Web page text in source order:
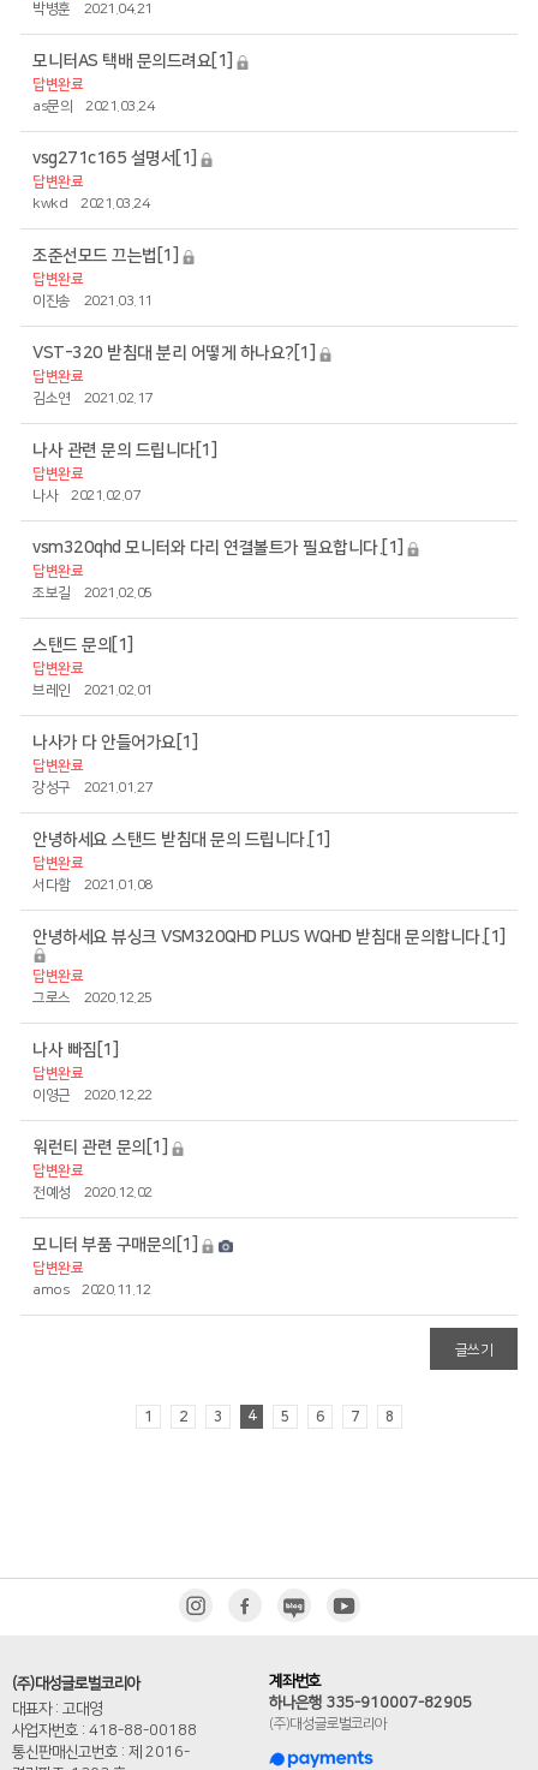
박병훈
2021.04.21
모니터AS 택배 문의드려요 [1]
답변완료
as문의
2021.03.24
vsg271c165 설명서 [1]
답변완료
kwkd
2021.03.24
조준선모드 끄는법 [1]
답변완료
이진송
2021.03.11
VST-320 받침대 분리 어떻게 하나요? [1]
답변완료
김소연
2021.02.17
나사 관련 문의 드립니다[1]
답변완료
나사
2021.02.07
vsm320qhd 모니터와 다리 연결볼트가 필요합니다. [1]
답변완료
조보길
2021.02.05
스탠드 문의 [1]
답변완료
브레인
2021.02.01
나사가 다 안들어가요 [1]
답변완료
강성구
2021.01.27
안녕하세요 스탠드 받침대 문의 드립니다. [1]
답변완료
서다함
2021.01.08
안녕하세요 뷰싱크 VSM320QHD PLUS WQHD 받침대 문의합니다. [1]
답변완료
그로스
2020.12.25
나사 빠짐 [1]
답변완료
이영근
2020.12.22
워런티 관련 문의 [1]
답변완료
전예성
2020.12.02
모니터 부품 구매문의 [1]
답변완료
amos
2020.11.12
글쓰기
1 2 3 4 5 6 7 8
(주)대성글로벌코리아
대표자 : 고대영
사업자번호 : 418-88-00188
통신판매신고번호 : 제 2016-
계좌번호
하나은행 335-910007-82905
(주)대성글로벌코리아